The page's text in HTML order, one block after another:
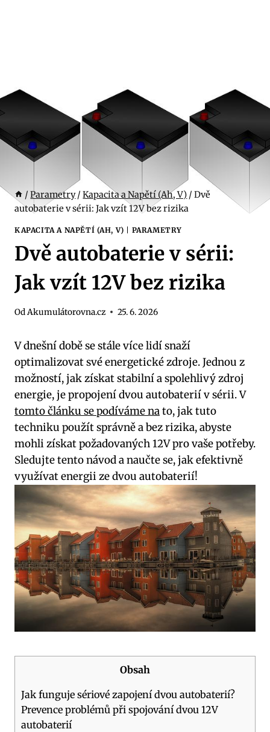
/ Parametry/ Kapacita a Napětí (Ah, V) / Dvě
autobaterie v sérii: Jak vzít 12V bez rizika
KAPACITA A NAPĚTÍ (AH, V) PARAMETRY
Dvě autobaterie v sérii:
Jak vzít 12V bez rizika
OdAkumulátorovna.cz 25. 6. 2026
V dnešní době se stále více lidí snaží
optimalizovat své energetické zdroje. Jednou z
možností, jak získat stabilní a spolehlivý zdroj
energie, je propojení dvou autobaterií v sérii. V
tomto článku se podíváme nato, jak tuto
techniku použít správně a bez rizika, abyste
mohli získat požadovaných 12V pro vaše potřeby.
Sledujte tento návod a naučte se, jak efektivně
využívat energii ze dvou autobaterií!
Obsah
Jak funguje sériové zapojení dvou autobaterií?
Prevence problémů při spojování dvou 12V
autobaterií